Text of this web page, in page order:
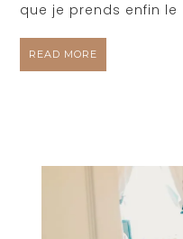
que je prends enfin le
READ MORE